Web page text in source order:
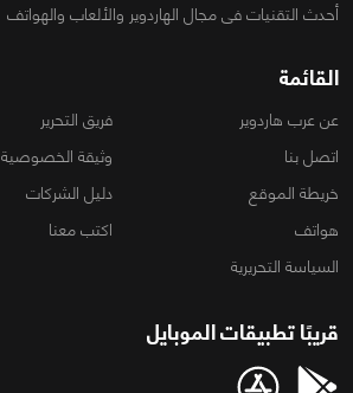
أحدث التقنيات فى مجال الهاردوير والألعاب والهواتف
القائمة
عن عرب هاردوير
فريق التحرير
اتصل بنا
وثيقة الخصوصية
خريطة الموقع
دليل الشركات
هواتف
اكتب معنا
السياسة التحريرية
قريبًا تطبيقات الموبايل